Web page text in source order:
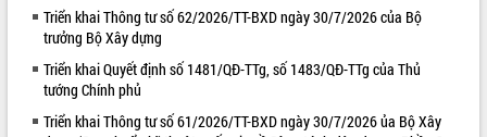
Không có file video nào để phát.
ALBUM ẢNH
Triển khai Thông tư số 62/2026/TT-BXD ngày 30/7/2026 của Bộ
trưởng Bộ Xây dựng
Triển khai Quyết định số 1481/QĐ-TTg, số 1483/QĐ-TTg của Thủ
tướng Chính phủ
Triển khai Thông tư số 61/2026/TT-BXD ngày 30/7/2026 ủa Bộ Xây